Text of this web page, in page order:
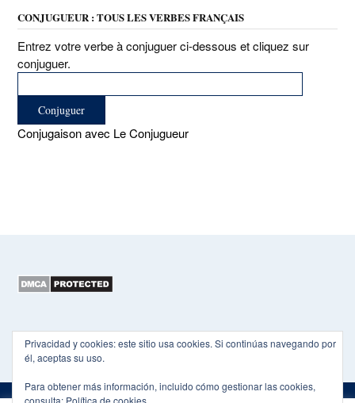
CONJUGUEUR : TOUS LES VERBES FRANÇAIS
Entrez votre verbe à conjuguer ci-dessous et cliquez sur
conjuguer.
Conjugaison avec Le Conjugueur
Privacidad y cookies: este sitio usa cookies. Si continúas navegando por
él, aceptas su uso.
Para obtener más información, incluido cómo gestionar las cookies,
consulta: Política de cookies
Copyright 2015-2026 EL HEXÁGONO